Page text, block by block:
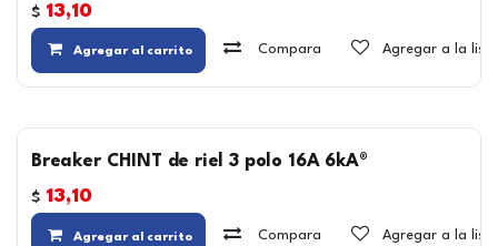
$ 13,10
Agregar al carrito Compara Agregar a la
Breaker CHINT de riel 3 polo 16A 6kA®
$ 13,10
Agregar al carrito Compara Agregar a la